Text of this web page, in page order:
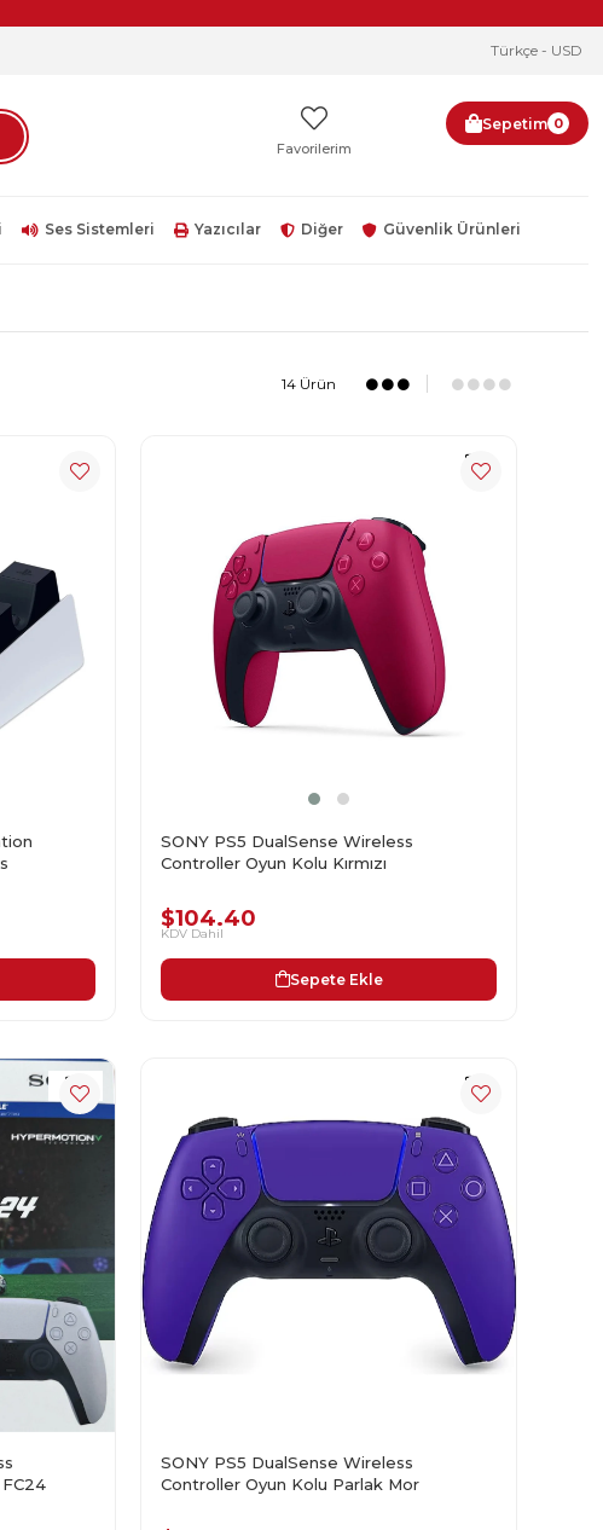
Türkçe - USD
Sepetim 0
Favorilerim
Ses Sistemleri Yazıcılar Diğer Güvenlik Ürünleri
14 Ürün
SONY PS5 DualSense Wireless
Controller Oyun Kolu Kırmızı
$104.40
KDV Dahil
Sepete Ekle
Controller Oyun Kolu Beyaz + FC24
SONY PS5 DualSense Wireless
Controller Oyun Kolu Parlak Mor